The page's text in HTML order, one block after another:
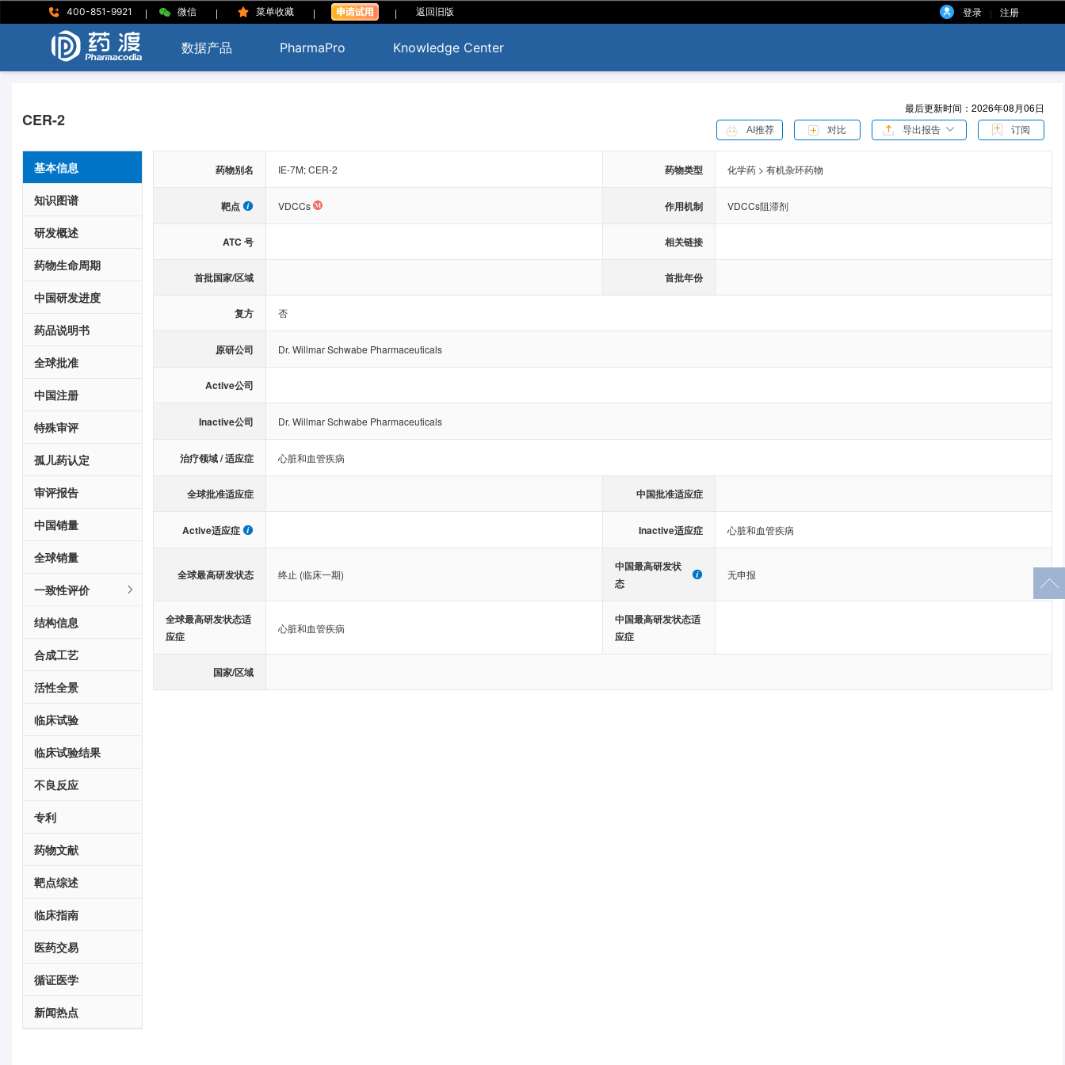
400-851-9921 | 微信 | 菜单收藏 | | 返回旧版 登录 | 注册
数据产品 PharmaPro Knowledge Center
CER-2
最后更新时间：2026年08月06日
AI推荐 对比 导出报告 订阅
基本信息
知识图谱
研发概述
药物生命周期
中国研发进度
药品说明书
全球批准
中国注册
特殊审评
孤儿药认定
审评报告
中国销量
全球销量
一致性评价
结构信息
合成工艺
活性全景
临床试验
临床试验结果
不良反应
专利
药物文献
靶点综述
临床指南
医药交易
循证医学
新闻热点
药物别名 IE-7M; CER-2 药物类型 化学药 > 有机杂环药物
靶点 VDCCs 作用机制 VDCCs阻滞剂
ATC 号 相关链接
首批国家/区域 首批年份
复方 否
原研公司 Dr. Willmar Schwabe Pharmaceuticals
Active公司
Inactive公司 Dr. Willmar Schwabe Pharmaceuticals
治疗领域 / 适应症 心脏和血管疾病
全球批准适应症 中国批准适应症
Active适应症 Inactive适应症 心脏和血管疾病
全球最高研发状态 终止 (临床一期)
中国最高研发状
态
无申报
全球最高研发状态适
应症
心脏和血管疾病
中国最高研发状态适
应症
国家/区域